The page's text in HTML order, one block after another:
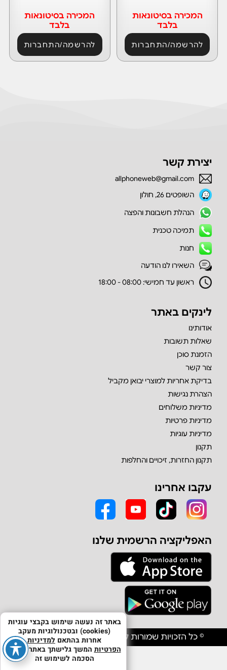
המכירה בסיטונאות
בלבד
להרשמה/התחברות
המכירה בסיטונאות
בלבד
להרשמה/התחברות
יצירת קשר
allphoneweb@gmail.com
השופטים 26, חולון
הנהלת חשבונות והפצה
תמיכה טכנית
חנות
השאירו לנו הודעה
ראשון עד חמישי: 08:00 - 18:00
לינקים באתר
אודותינו
שאלות תשובות
הזמנת סוכן
צור קשר
בדיקת אחריות למוצרי יבואן מקביל
הצהרת נגישות
מדיניות משלוחים
מדיניות פרטיות
מדיניות עוגיות
תקנון
תקנון החזרות, זיכויים והחלפות
עקבו אחרינו
האפליקציה הרשמית שלנו
© כל הזכויות שמורות לחברת אולפון יבוא וסחר בע"מ
באתר זה נעשה שימוש בקבצי עוגיות
(cookies) ובטכנולוגיות מעקב
אחרות בהתאם למדיניות
הפרטיות המשך גלישתך באתר מהווה
הסכמה לשימוש זה